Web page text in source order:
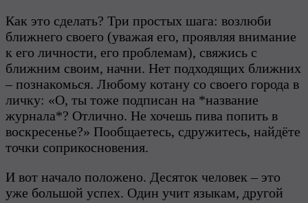
Как это сделать? Три простых шага: возлюби
ближнего своего (уважая его, проявляя внимание
к его личности, его проблемам), свяжись с
ближним своим, начни. Нет подходящих ближних
– познакомься. Любому котану со своего города в
личку: «О, ты тоже подписан на *название
журнала*? Отлично. Не хочешь пива попить в
воскресенье?» Пообщаетесь, сдружитесь, найдёте
точки соприкосновения.
И вот начало положено. Десяток человек – это
уже большой успех. Один учит языкам, другой